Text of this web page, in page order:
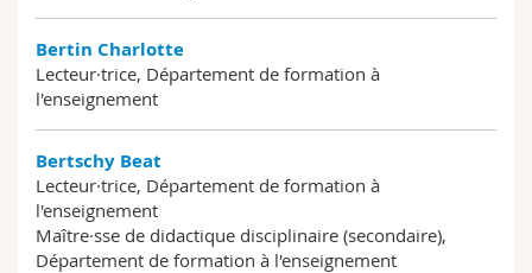
Bertin Charlotte
Lecteur·trice, Département de formation à
l'enseignement
Bertschy Beat
Lecteur·trice, Département de formation à
l'enseignement
Maître·sse de didactique disciplinaire (secondaire),
Département de formation à l'enseignement